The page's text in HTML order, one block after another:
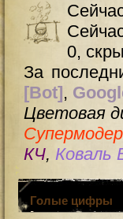
0,
За
[Bot],
Цветовая
КЧ, Коваль
Голые цифры